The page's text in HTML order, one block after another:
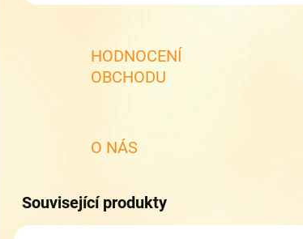
HODNOCENÍ
OBCHODU
O NÁS
Související produkty